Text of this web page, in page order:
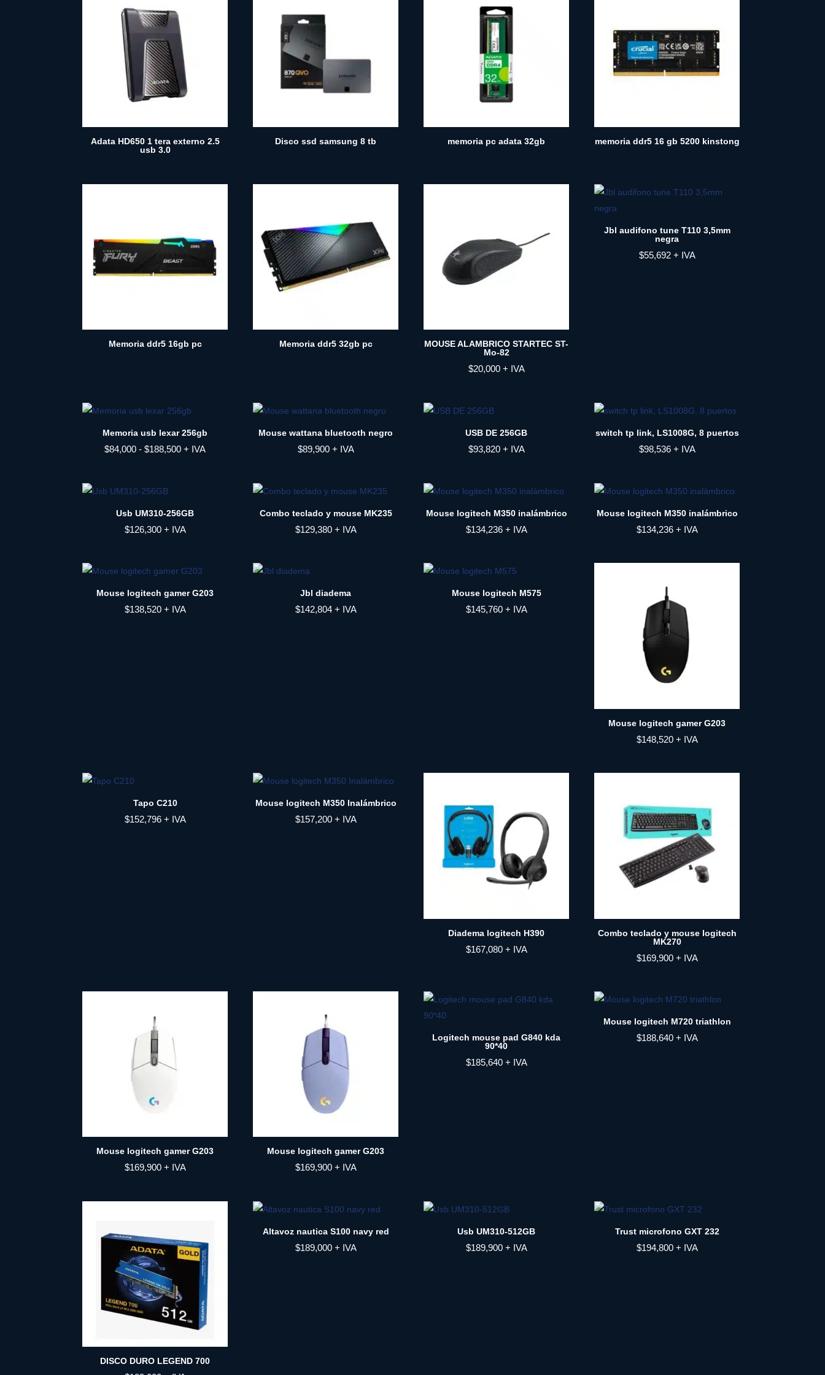
Adata HD650 1 tera externo 2.5
usb 3.0
Disco ssd samsung 8 tb memoria pc adata 32gb memoria ddr5 16 gb 5200 kinstong
Memoria ddr5 16gb pc Memoria ddr5 32gb pc
MOUSE ALAMBRICO STARTEC ST-
Mo-82
$20,000 + IVA
Jbl audifono tune T110 3,5mm
negra
$55,692 + IVA
Memoria usb lexar 256gb
$84,000 - $188,500Rango
$84,000
hasta
+ IVA
Mouse wattana bluetooth negro
$89,900 + IVA
USB DE 256GB
$93,820 + IVA
switch tp link, LS1008G, 8 puertos
$98,536 + IVA
Usb UM310-256GB
$126,300 + IVA
Combo teclado y mouse MK235
$129,380 + IVA
Mouse logitech M350 inalámbrico
$134,236 + IVA
Mouse logitech M350 inalámbrico
$134,236 + IVA
Mouse logitech gamer G203
$138,520 + IVA
Jbl diadema
$142,804 + IVA
Mouse logitech M575
$145,760 + IVA
Mouse logitech gamer G203
$148,520 + IVA
Tapo C210
$152,796 + IVA
Mouse logitech M350 Inalámbrico
$157,200 + IVA
Diadema logitech H390
$167,080 + IVA
Combo teclado y mouse logitech
MK270
$169,900 + IVA
Mouse logitech gamer G203
$169,900 + IVA
Mouse logitech gamer G203
$169,900 + IVA
Logitech mouse pad G840 kda
90*40
$185,640 + IVA
Mouse logitech M720 triathlon
$188,640 + IVA
DISCO DURO LEGEND 700
Altavoz nautica S100 navy red
$189,000 + IVA
Usb UM310-512GB
$189,900 + IVA
Trust microfono GXT 232
$194,800 + IVA